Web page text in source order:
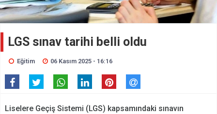
LGS sınav tarihi belli oldu
Eğitim 06 Kasım 2025 - 16:16
Liselere Geçiş Sistemi (LGS) kapsamındaki sınavın